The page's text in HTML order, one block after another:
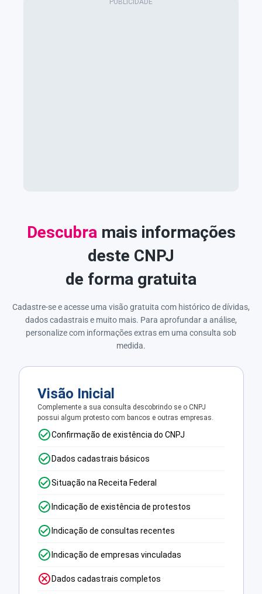
Descubramais informações
deste CNPJ
de forma gratuita
Cadastre-se e acesse uma visão gratuita com histórico de dívidas,
dados cadastrais e muito mais. Para aprofundar a análise,
personalize com informações extras em uma consulta sob
medida.
Visão Inicial
Complemente a sua consulta descobrindo se o CNPJ
possui algum protesto com bancos e outras empresas.
Confirmação de existência do CNPJ
Dados cadastrais básicos
Situação na Receita Federal
Indicação de existência de protestos
Indicação de consultas recentes
Indicação de empresas vinculadas
Dados cadastrais completos